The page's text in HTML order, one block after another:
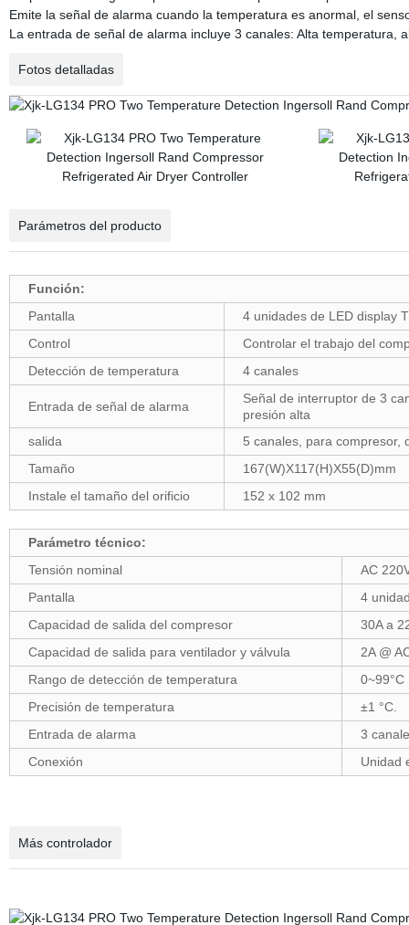
Emite la señal de alarma cuando la temperatura es anormal, el
La entrada de señal de alarma incluye 3 canales: Alta temperatura,
Fotos detalladas
Parámetros del producto
Función:
Pantalla
4 unidades de LED display
Control
Controlar el trabajo del
Detección de temperatura
4 canales
Entrada de señal de alarma
Señal de interruptor de 3
presión alta
salida
5 canales, para compresor,
Tamaño
167(W)X117(H)X55(D)mm
Instale el tamaño del orificio
152 x 102 mm
Parámetro técnico:
Tensión nominal
AC
Pantalla
4
Capacidad de salida del compresor
30Aa
Capacidad de salida para ventilador y válvula
2A@
Rango de detección de temperatura
0~99°C
Precisión de temperatura
±1 °C.
Entrada de alarma
3
Conexión
Unidad
Más controlador